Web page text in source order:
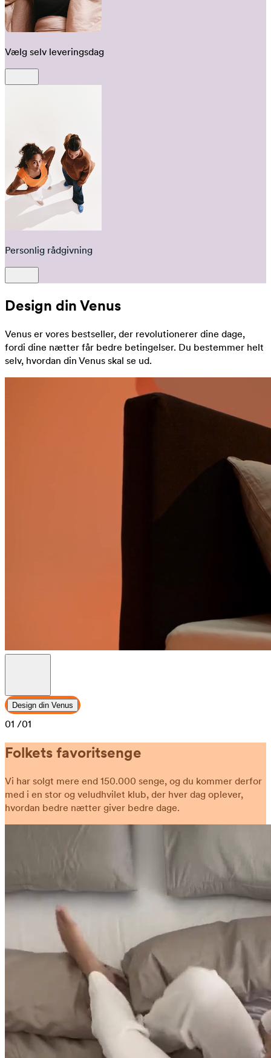
Vælg selv leveringsdag
Personlig rådgivning
Design din Venus
Venus er vores bestseller, der revolutionerer dine dage,
fordi dine nætter får bedre betingelser. Du bestemmer helt
selv, hvordan din Venus skal se ud.
Design din Venus
01 /01
Folkets favoritsenge
Vi har solgt mere end 150.000 senge, og du kommer derfor
med i en stor og veludhvilet klub, der hver dag oplever,
hvordan bedre nætter giver bedre dage.